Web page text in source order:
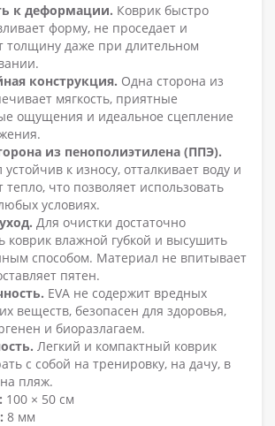
к деформации. Коврик быстро
форму, не проседает и
толщину даже при длительном
конструкция. Одна сторона из
мягкость, приятные
ощущения и идеальное сцепление
из пенополиэтилена (ППЭ).
к износу, отталкивает воду и
тепло, что позволяет использовать
условиях.
Для очистки достаточно
коврик влажной губкой и высушить
способом. Материал не впитывает
пятен.
EVA не содержит вредных
веществ, безопасен для здоровья,
и биоразлагаем.
Легкий и компактный коврик
с собой на тренировку, на дачу, в
пляж.
100 × 50 см
8 мм